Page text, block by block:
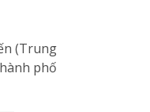
(Trung
phố